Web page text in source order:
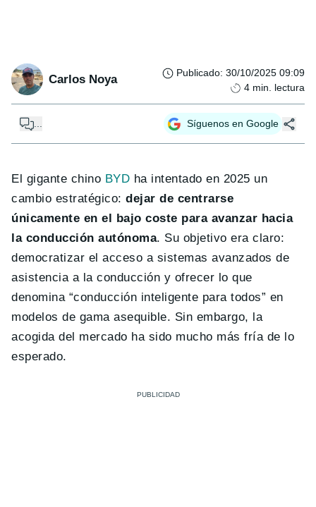
Carlos Noya Publicado: 30/10/2025 09:09
4 min. lectura
... Síguenos en Google
El gigante chino BYD ha intentado en 2025 un
cambio estratégico:dejar de centrarse
únicamente en el bajo coste para avanzar hacia
la conducción autónoma. Su objetivo era claro:
democratizar el acceso a sistemas avanzados de
asistencia a la conducción y ofrecer lo que
denomina “conducción inteligente para todos” en
modelos de gama asequible. Sin embargo, la
acogida del mercado ha sido mucho más fría de lo
esperado.